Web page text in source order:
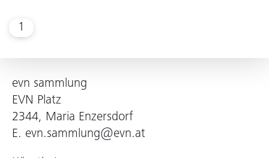
1
evn sammlung
EVN Platz
2344, Maria Enzersdorf
E. evn.sammlung@evn.at